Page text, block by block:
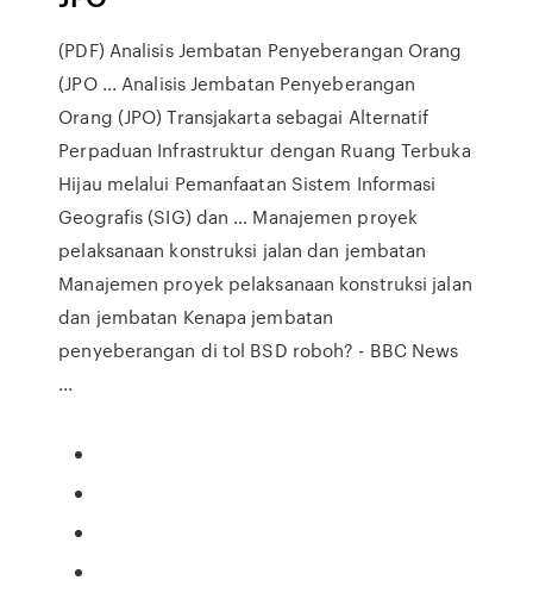
(PDF) Analisis Jembatan Penyeberangan Orang
(JPO ... Analisis Jembatan Penyeberangan
Orang (JPO) Transjakarta sebagai Alternatif
Perpaduan Infrastruktur dengan Ruang Terbuka
Hijau melalui Pemanfaatan Sistem Informasi
Geografis (SIG) dan … Manajemen proyek
pelaksanaan konstruksi jalan dan jembatan
Manajemen proyek pelaksanaan konstruksi jalan
dan jembatan Kenapa jembatan
penyeberangan di tol BSD roboh? - BBC News
...